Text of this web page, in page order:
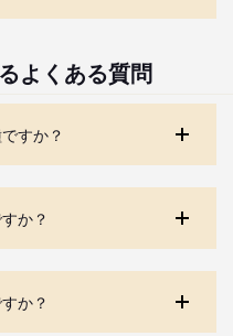
よくある質問
すか？
か？
か？